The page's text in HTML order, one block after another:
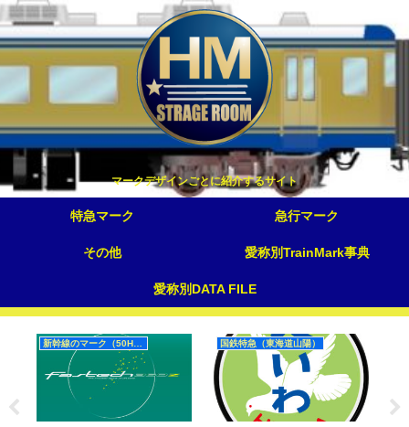
マークデザインごとに紹介するサイト
特急マーク 急行マーク
その他 愛称別TrainMark事典
愛称別DATA FILE
新幹線のマーク（50Hz） 国鉄特急（東海道山陽）